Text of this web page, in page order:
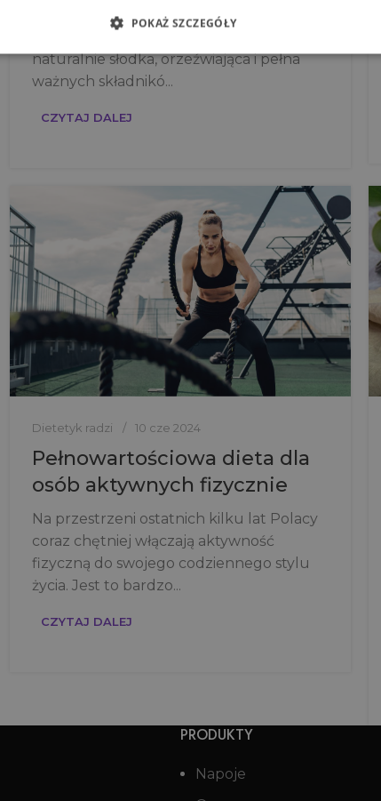
W ostatnich latach woda kokosowa stała
naturalnie słodka, orzeźwiająca i pełna
ważnych składnikó...
CZYTAJ DALEJ
Dietetyk radzi 10 cze 2024
Pełnowartościowa dieta dla
osób aktywnych fizycznie
Na przestrzeni ostatnich kilku lat Polacy
coraz chętniej włączają aktywność
fizyczną do swojego codziennego stylu
życia. Jest to bardzo...
CZYTAJ DALEJ
PRODUKTY
Napoje
POKAŻ SZCZEGÓŁY